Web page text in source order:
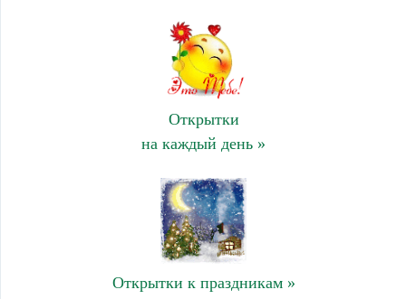
Открытки
на каждый день »
Открытки к праздникам »